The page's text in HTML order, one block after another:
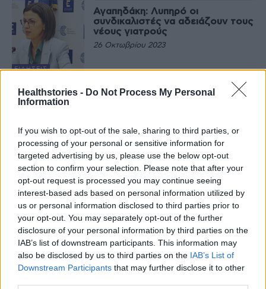
Healthstories - Do Not Process My Personal
Information
If you wish to opt-out of the sale, sharing to third parties, or
processing of your personal or sensitive information for
targeted advertising by us, please use the below opt-out
section to confirm your selection. Please note that after your
opt-out request is processed you may continue seeing
interest-based ads based on personal information utilized by
us or personal information disclosed to third parties prior to
your opt-out. You may separately opt-out of the further
disclosure of your personal information by third parties on the
IAB’s list of downstream participants. This information may
also be disclosed by us to third parties on the IAB’s List of
Downstream Participants that may further disclose it to other
ΕΙΔΉΣΕΙΣ
Αγαπηδάκη: Λυπηρό οι
συνδικαλιστές να αδειάζουν τους
νέους γιατρούς
26 Οκτωβρίου 2023
ΕΙΔΉΣΕΙΣ
λειτουργούν σήμερα τα δημόσια
18 Οκτωβρίου 2023
ΥΓΕΊΑ ΤΟΥ
ΥΓΕΙΑ IVF Εμβρυογένεσις: Η
μεγαλύτερη Μονάδα
Υποβοηθούμενης Αναπαραγωγής
στην Ελλάδα του Ομίλου HHG
13 Οκτωβρίου 2023
ΕΙΔΉΣΕΙΣ
Έξαρση των ιώσεων με τα
νοσοκομεία να δέχονται πολλούς
ασθενείς με COVID-19 – Πολλοί
δεν κάνουν πλέον τεστ
13 Οκτωβρίου 2023